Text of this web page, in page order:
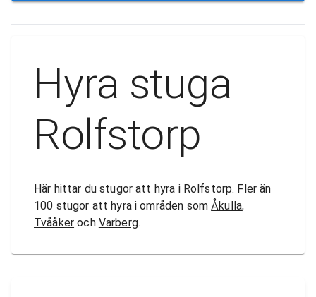
Hyra stuga
Rolfstorp
Här hittar du stugor att hyra i Rolfstorp. Fler än
100 stugor att hyra i områden somÅkulla,
Tvååker och Varberg.